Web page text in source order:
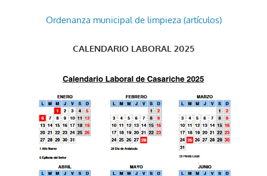
Ordenanza municipal de limpieza (artículos)
CALENDARIO LABORAL 2025